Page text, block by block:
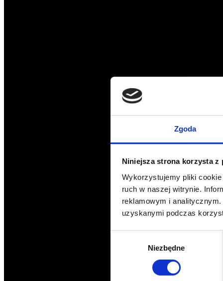
Zgoda
Niniejsza strona korzysta z
Wykorzystujemy pliki
ruch w naszej witrynie.
reklamowym i
uzyskanymi podczas
Niezbędne